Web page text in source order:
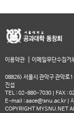
이용약관 이메일무단수집거
08826) 서울시 관악구 관악로1
진섭
TEL : 02-880-7030 | FAX :
E-mail : aace@snu.ac.kr |
COPYRIGHT MYSNU.NET